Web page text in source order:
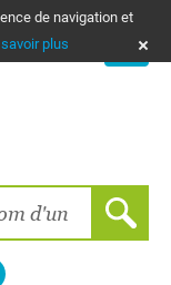
de navigation et
savoir plus
ligne